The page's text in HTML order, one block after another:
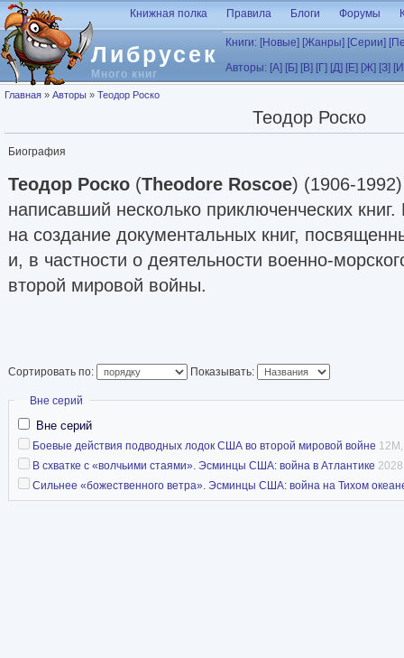
Перейти к основному содержанию
Либрусек
Много книг
Книжная полка Правила Блоги Форумы
Книги: [Новые] [Жанры] [Серии]
Авторы: [А] [Б] [В] [Г] [Д] [Е] [Ж] [З]
Вы здесь
Главная » Авторы » Теодор Роско
Теодор Роско
Биография
Теодор Роско (Theodore Roscoe) (1906-
написавший несколько приключенческих
на создание документальных книг,
и, в частности о деятельности военно-
второй мировой войны.
Сортировать по: Показывать:
Скрыть
Вне серий
Вне серий
Боевые действия подводных лодок США во второй мировой войне
В схватке с «волчьими стаями». Эсминцы США: война в Атлантике
Сильнее «божественного ветра». Эсминцы США: война на Тихом